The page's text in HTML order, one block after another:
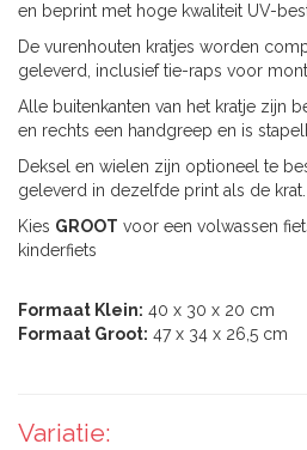
en beprint met hoge kwaliteit UV-
De vurenhouten kratjes worden
geleverd, inclusief tie-raps voor
Alle buitenkanten van het kratje zijn
en rechts een handgreep en is
Deksel en wielen zijn optioneel te
geleverd in dezelfde print als de krat.
Kies GROOT voor een volwassen
kinderfiets
Formaat Klein: 40 x 30 x 20 cm
Formaat Groot: 47 x 34 x 26,5 cm
Variatie: